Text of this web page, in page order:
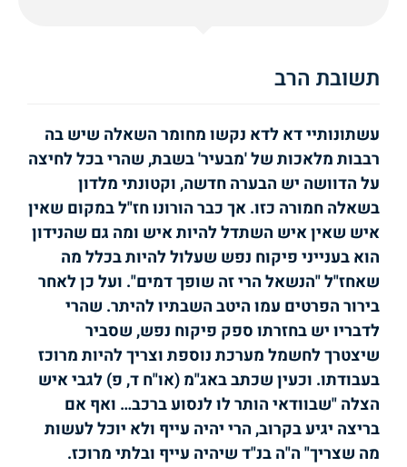
תשובת הרב
עשתונותיי דא לדא נקשו מחומר השאלה שיש בה
רבבות מלאכות של 'מבעיר' בשבת, שהרי בכל לחיצה
על הדוושה יש הבערה חדשה, וקטונתי מלדון
בשאלה חמורה כזו. אך כבר הורונו חז"ל במקום שאין
איש שאין איש השתדל להיות איש ומה גם שהנידון
הוא בענייני פיקוח נפש שעלול להיות בכלל מה
שאחז"ל "הנשאל הרי זה שופך דמים". ועל כן לאחר
בירור הפרטים עמו היטב השבתיו להיתר. שהרי
לדבריו יש בחזרתו ספק פיקוח נפש, שסביר
שיצטרך לחשמל מערכת נוספת וצריך להיות מרוכז
בעבודתו. וכעין שכתב באג"מ (או"ח ד, פ) לגבי איש
הצלה "שבוודאי הותר לו לנסוע ברכב… ואף אם
בריצה יגיע בקרוב, הרי יהיה עייף ולא יוכל לעשות
מה שצריך" ה"ה בנ"ד שיהיה עייף ובלתי מרוכז.